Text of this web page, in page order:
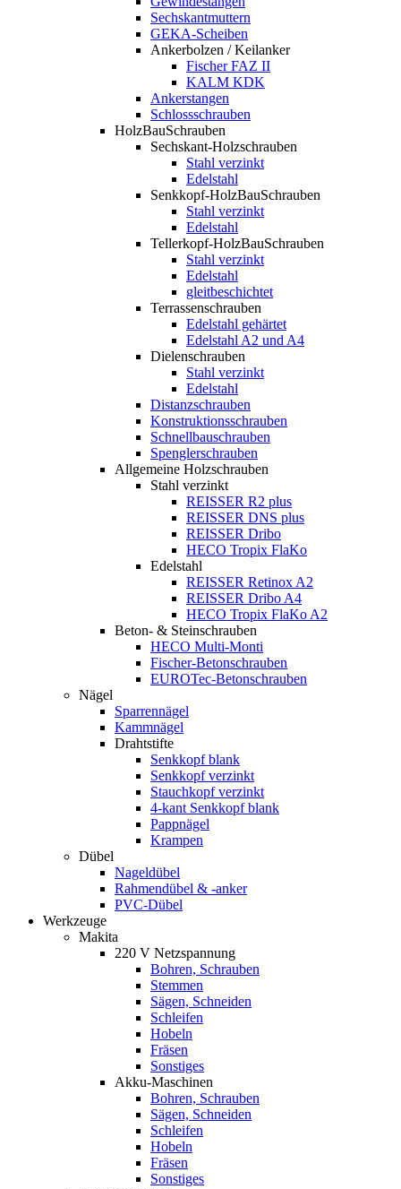
Sechskantmuttern
GEKA-Scheiben
Ankerbolzen / Keilanker
Fischer FAZ II
KALM KDK
Ankerstangen
Schlossschrauben
HolzBauSchrauben
Sechskant-Holzschrauben
Stahl verzinkt
Edelstahl
Senkkopf-HolzBauSchrauben
Stahl verzinkt
Edelstahl
Tellerkopf-HolzBauSchrauben
Stahl verzinkt
Edelstahl
gleitbeschichtet
Terrassenschrauben
Edelstahl gehärtet
Edelstahl A2 und A4
Dielenschrauben
Stahl verzinkt
Edelstahl
Distanzschrauben
Konstruktionsschrauben
Schnellbauschrauben
Spenglerschrauben
Allgemeine Holzschrauben
Stahl verzinkt
REISSER R2 plus
REISSER DNS plus
REISSER Dribo
HECO Tropix FlaKo
Edelstahl
REISSER Retinox A2
REISSER Dribo A4
HECO Tropix FlaKo A2
Beton- & Steinschrauben
HECO Multi-Monti
Fischer-Betonschrauben
EUROTec-Betonschrauben
Nägel
Sparrennägel
Kammnägel
Drahtstifte
Senkkopf blank
Senkkopf verzinkt
Stauchkopf verzinkt
4-kant Senkkopf blank
Pappnägel
Krampen
Dübel
Nageldübel
Rahmendübel & -anker
PVC-Dübel
Werkzeuge
Makita
220 V Netzspannung
Bohren, Schrauben
Stemmen
Sägen, Schneiden
Schleifen
Hobeln
Fräsen
Sonstiges
Akku-Maschinen
Bohren, Schrauben
Sägen, Schneiden
Schleifen
Hobeln
Fräsen
Sonstiges